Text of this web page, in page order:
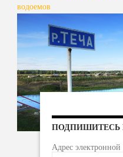
водоемов
ПОДПИШИТЕСЬ
Адрес